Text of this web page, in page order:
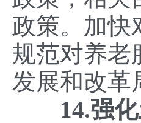
政策。加快
规范对养老
发展和改革
14.强